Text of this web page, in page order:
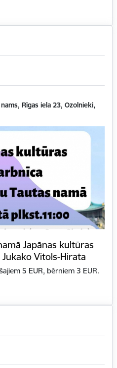
Rīgas iela 23, Ozolnieki,
Japānas kultūras
Vitols-Hirata
5 EUR, bērniem 3 EUR.